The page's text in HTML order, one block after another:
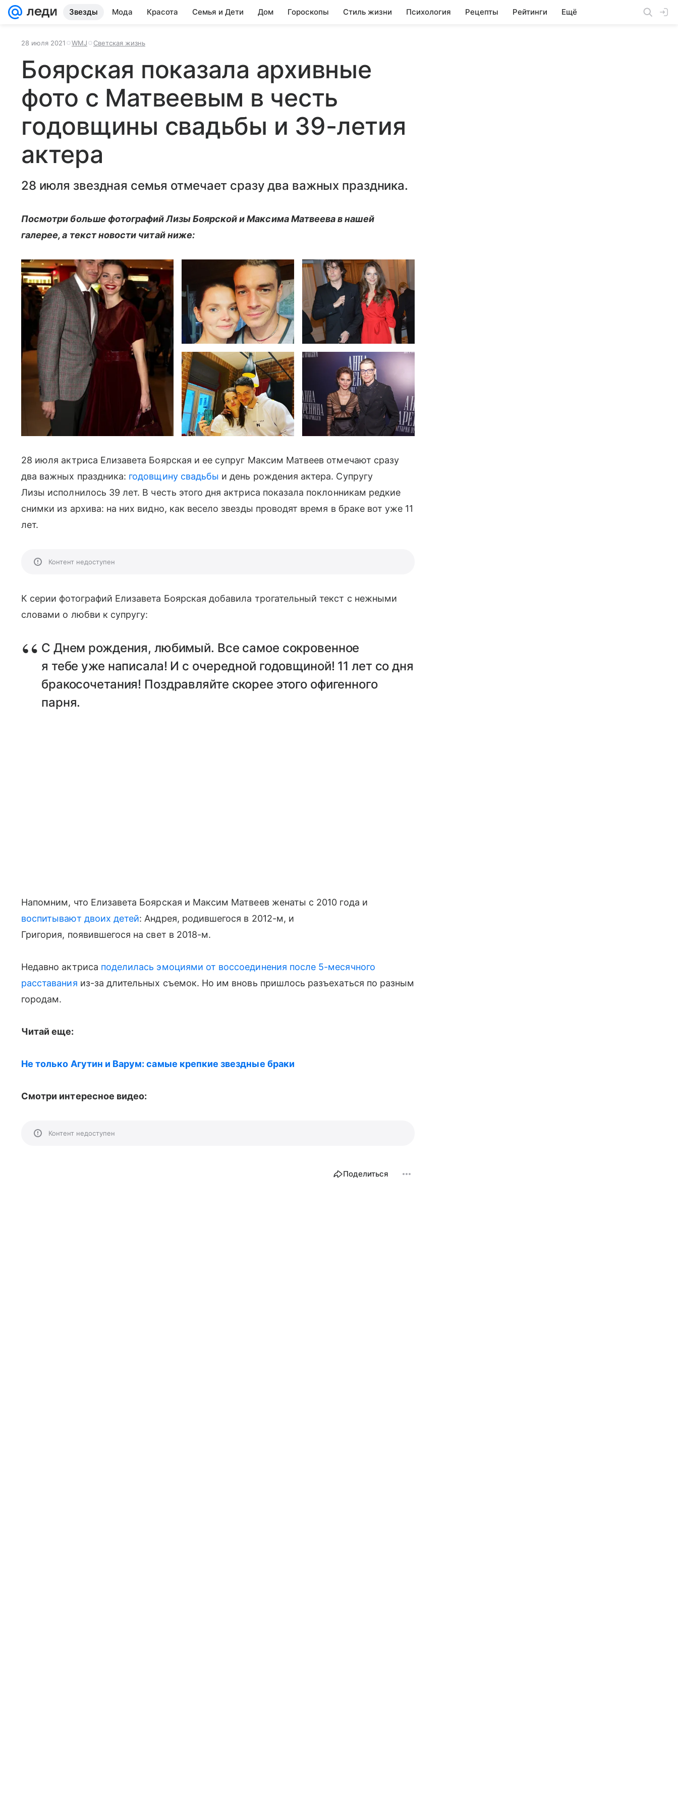
Звезды Мода Красота Семья и Дети Дом Гороскопы Стиль жизни Психология Рецепты Рейтинги Ещё
28 июля 2021 WMJ Светская жизнь
Боярская показала архивные
фото с Матвеевым в честь
годовщины свадьбы и 39-летия
актера
28 июля звездная семья отмечает сразу два важных праздника.
Посмотри больше фотографий Лизы Боярской и Максима Матвеева в нашей
галерее, а текст новости читай ниже:
28 июля актриса Елизавета Боярская и ее супруг Максим Матвеев отмечают сразу
два важных праздника: годовщину свадьбы и день рождения актера. Супругу
Лизы исполнилось 39 лет. В честь этого дня актриса показала поклонникам редкие
снимки из архива: на них видно, как весело звезды проводят время в браке вот уже 11
лет.
Контент недоступен
К серии фотографий Елизавета Боярская добавила трогательный текст с нежными
словами о любви к супругу:
С Днем рождения, любимый. Все самое сокровенное
я тебе уже написала! И с очередной годовщиной! 11 лет со дня
бракосочетания! Поздравляйте скорее этого офигенного
парня.
Напомним, что Елизавета Боярская и Максим Матвеев женаты с 2010 года и
воспитывают двоих детей: Андрея, родившегося в 2012-м, и
Григория, появившегося на свет в 2018-м.
Недавно актриса поделилась эмоциями от воссоединения после 5-месячного
расставания из-за длительных съемок. Но им вновь пришлось разъехаться по разным
городам.
Читай еще:
Не только Агутин и Варум: самые крепкие звездные браки
Смотри интересное видео:
Контент недоступен
Поделиться